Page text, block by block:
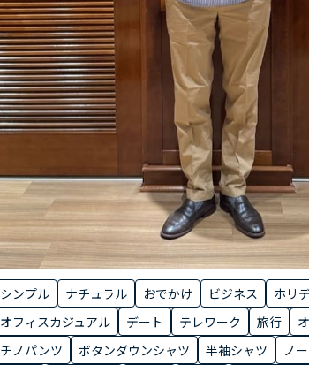
シンプル ナチュラル おでかけ ビジネス
ホリ
オフィスカジュアル
デート テレワーク 旅行
チノパンツ
ボタンダウンシャツ 半袖シャツ ノ